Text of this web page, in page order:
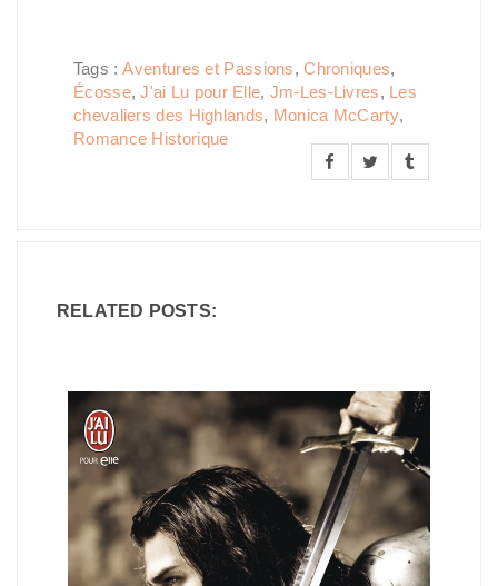
Tags :Aventures et Passions,Chroniques,
Écosse,J'ai Lu pour Elle, Jm-Les-Livres, Les
chevaliers des Highlands, Monica McCarty,
Romance Historique
RELATED POSTS: